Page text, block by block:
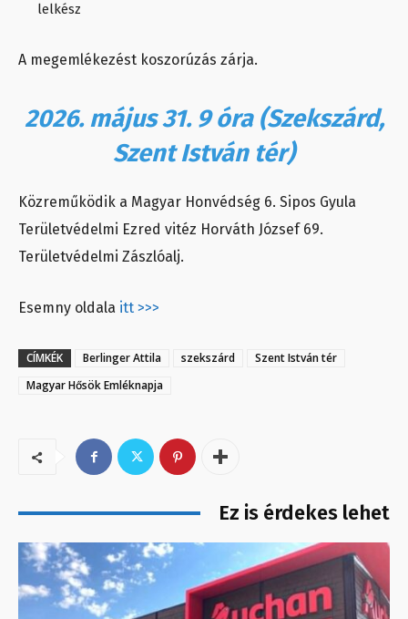
lelkész
A megemlékezést koszorúzás zárja.
2026. május 31. 9 óra (Szekszárd,
Szent István tér)
Közreműködik a Magyar Honvédség 6. Sipos Gyula
Területvédelmi Ezred vitéz Horváth József 69.
Területvédelmi Zászlóalj.
Esemny oldala itt >>>
CÍMKÉK Berlinger Attila szekszárd
Szent István tér
Magyar Hősök Emléknapja
Ez is érdekes lehet